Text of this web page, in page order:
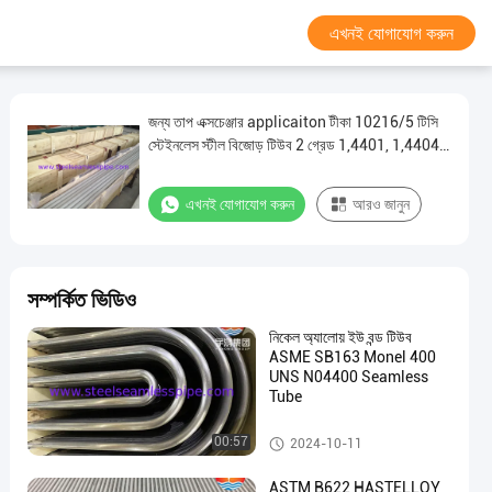
এখনই যোগাযোগ করুন
জন্য তাপ এক্সচেঞ্জার applicaiton টীকা 10216/5 টিসি
স্টেইনলেস স্টীল বিজোড় টিউব 2 গ্রেড 1,4401, 1,4404,
এখনই যোগাযোগ করুন আরও জানুন
সম্পর্কিত ভিডিও
00:57
নিকেল অ্যালোয় ইউ বন্ড টিউব
ASME SB163 Monel 400
UNS N04400 Seamless
Tube
তাপ এক্সচেঞ্জার টিউব
2024-10-11
ASTM B622 HASTELLOY